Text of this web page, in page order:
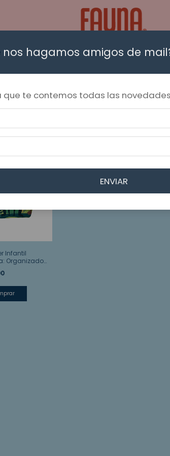
Necesers Cartucheras, monederos,
📦 Envíos en moto a CABA y AMBA con tarifas
Infantil
Organizador
nos hagamos amigos de
que te contemos todas las
ENVIAR